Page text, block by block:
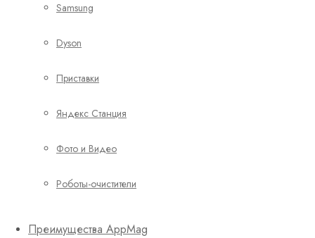
Samsung
Dyson
Приставки
Яндекс Станция
Фото и Видео
Роботы-очистители
Преимущества AppMag